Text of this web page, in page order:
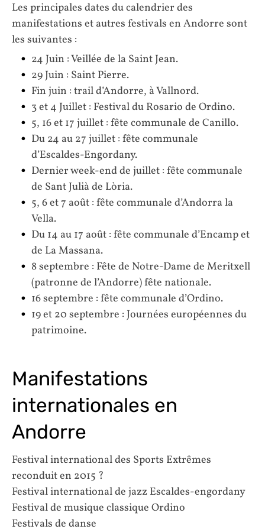
Les principales dates du calendrier des
manifestations et autres festivals en Andorre sont
les suivantes :
24 Juin : Veillée de la Saint Jean.
29 Juin : Saint Pierre.
Fin juin : trail d’Andorre, à Vallnord.
3 et 4 Juillet : Festival du Rosario de Ordino.
5, 16 et 17 juillet : fête communale de Canillo.
Du 24 au 27 juillet : fête communale
d’Escaldes-Engordany.
Dernier week-end de juillet : fête communale
de Sant Julià de Lòria.
5, 6 et 7 août : fête communale d’Andorra la
Vella.
Du 14 au 17 août : fête communale d’Encamp et
de La Massana.
8 septembre : Fête de Notre-Dame de Meritxell
(patronne de l’Andorre) fête nationale.
16 septembre : fête communale d’Ordino.
19 et 20 septembre : Journées européennes du
patrimoine.
Manifestations
internationales en
Andorre
Festival international des Sports Extrêmes
reconduit en 2015 ?
Festival international de jazz Escaldes-engordany
Festival de musique classique Ordino
Festivals de danse